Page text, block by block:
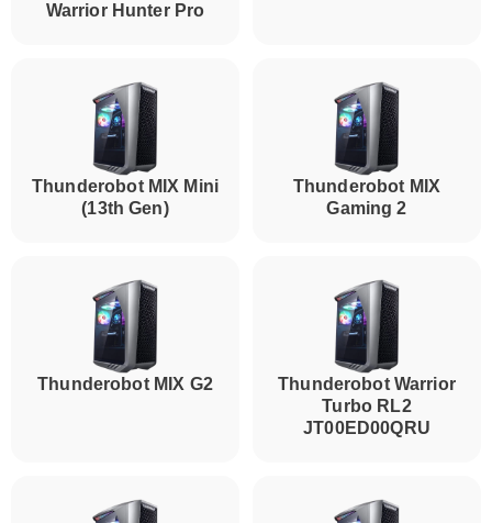
Warrior Hunter Pro
Thunderobot MIX Mini
(13th Gen)
Thunderobot MIX
Gaming 2
Thunderobot MIX G2
Thunderobot Warrior
Turbo RL2
JT00ED00QRU